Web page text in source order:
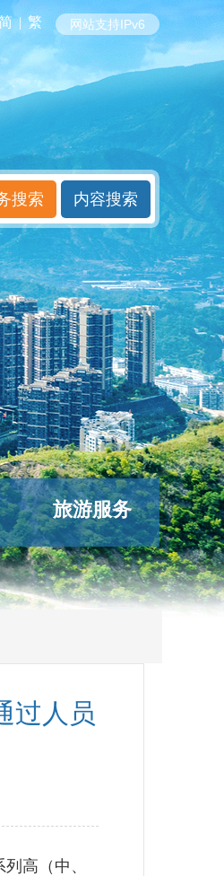
| 繁 网站支持IPv6
旅游服务
过人员
高（中、